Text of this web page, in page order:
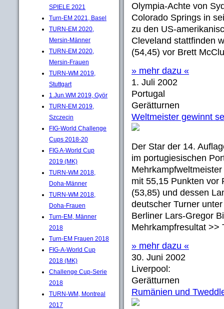
SPIELE 2021
Turn-EM 2021, Basel
TURN-EM 2020,
Mersin-Männer
TURN-EM 2020,
Mersin-Frauen
TURN-WM 2019,
Stuttgart
1.Jun.WM 2019, Györ
TURN-EM 2019,
Szczecin
FIG-World Challenge
Cups 2018-20
FIG A-World Cup
2019 (MK)
TURN-WM 2018,
Doha-Männer
TURN-WM 2018,
Doha-Frauen
Turn-EM, Männer
2018
Turn-EM Frauen 2018
FIG-A-World Cup
2018 (MK)
Challenge Cup-Serie
2018
TURN-WM, Montreal
2017
Olympia-Achte von
Colorado Springs in
zu den US-
Cleveland stattfinden
(54,45) vor Brett
» mehr dazu «
1. Juli 2002
Portugal
Gerätturnen
Weltmeister gewinnt
Der Star der 14.
im portugiesischen
mit 55,15 Punkten vor
(53,85) und dessen
deutscher Turner
Berliner Lars-Gregor
Mehrkampfresultat >>
» mehr dazu «
30. Juni 2002
Liverpool:
Gerätturnen
Rumänien und